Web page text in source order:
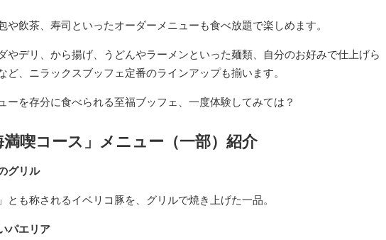
や飲茶、寿司といったオーダーメニューも食べ放題で楽しめます。
やデリ、から揚げ、うどんやラーメンといった麺類、自分のお好みで仕上げら
ど、ニラックスブッフェ定番のラインアップも揃います。
ーを存分に食べられる至福ブッフェ、一度体験してみては？
満喫コース」メニュー（一部）紹介
グリル
とも称されるイベリコ豚を、グリルで焼き上げた一品。
パエリア